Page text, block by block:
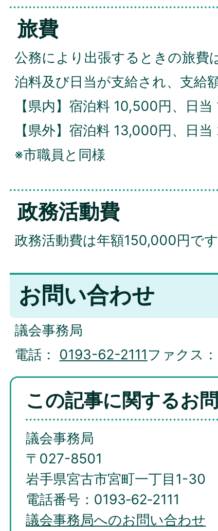
旅費
公務により出張するときの旅費
泊料及び日当が支給され、支給
【県内】宿泊料 10,500円、日
【県外】宿泊料 13,000円、日
※市職員と同様
政務活動費
政務活動費は年額150,000円で
お問い合わせ
議会事務局
電話： 0193-62-2111ファクス
この記事に関するお
議会事務局
〒027-8501
岩手県宮古市宮町一丁目1-30
電話番号：0193‐62‐2111
議会事務局へのお問い合わせ